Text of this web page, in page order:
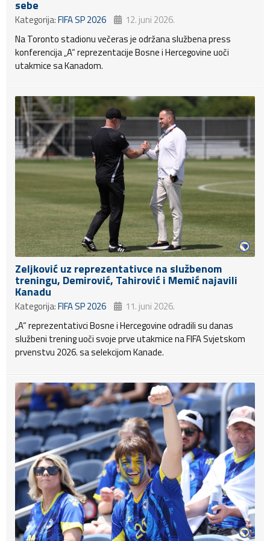
sebe
Kategorija:FIFA SP 2026
12. juni 2026.
Na Toronto stadionu večeras je održana službena press
konferencija „A“ reprezentacije Bosne i Hercegovine uoči
utakmice sa Kanadom.
Zeljković uz reprezentativce na službenom
treningu, Demirović, Tahirović i Memić najavili
Kanadu
Kategorija:FIFA SP 2026
11. juni 2026.
„A“ reprezentativci Bosne i Hercegovine odradili su danas
službeni trening uoči svoje prve utakmice na FIFA Svjetskom
prvenstvu 2026. sa selekcijom Kanade.